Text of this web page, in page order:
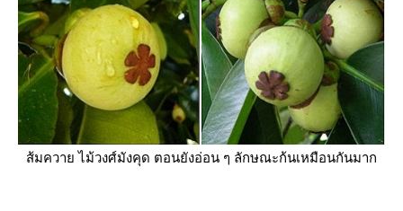
ส้มควาย ไม้วงศ์มังคุด ตอนยังอ่อน ๆ ลักษณะก้นเหมือนกันมาก